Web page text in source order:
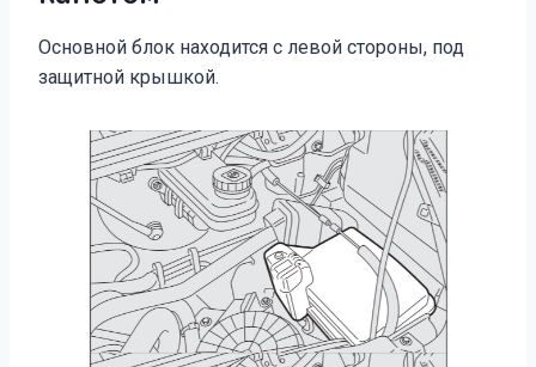
Основной блок находится с левой стороны, под
защитной крышкой.